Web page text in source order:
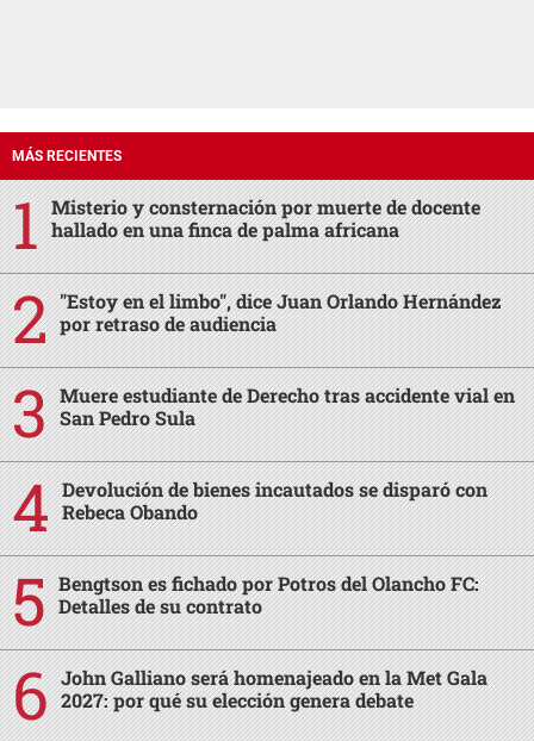
MÁS RECIENTES
Misterio y consternación por muerte de docente
hallado en una finca de palma africana
"Estoy en el limbo", dice Juan Orlando Hernández
por retraso de audiencia
Muere estudiante de Derecho tras accidente vial en
San Pedro Sula
Devolución de bienes incautados se disparó con
Rebeca Obando
Bengtson es fichado por Potros del Olancho FC:
Detalles de su contrato
John Galliano será homenajeado en la Met Gala
2027: por qué su elección genera debate